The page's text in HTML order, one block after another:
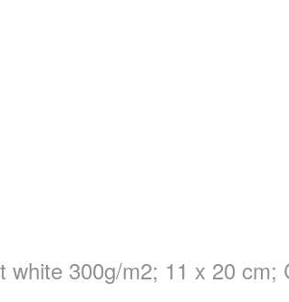
300g/m2; 11 x 20